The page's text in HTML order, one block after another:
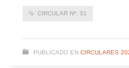
CIRCULAR Nº. 31
PUBLICADO EN CIRCULARES